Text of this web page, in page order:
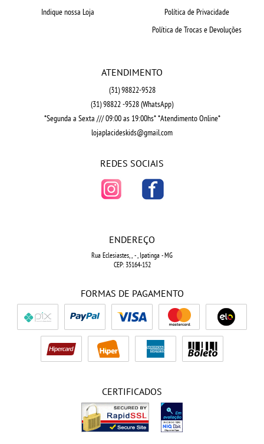
Indique nossa Loja
Política de Privacidade
Política de Trocas e Devoluções
ATENDIMENTO
(31)98822-9528
(31)98822 -9528(WhatsApp)
*Segunda a Sexta /// 09:00 as 19:00hs* *Atendimento Online*
lojaplacideskids@gmail.com
REDES SOCIAIS
ENDEREÇO
Rua Eclesiastes, , - , Ipatinga -MG
CEP: 35164-152
FORMAS DE PAGAMENTO
CERTIFICADOS